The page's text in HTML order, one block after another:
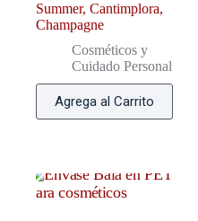
Summer, Cantimplora,
Champagne
Cosméticos y
Cuidado Personal
Agrega al Carrito